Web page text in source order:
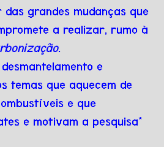
das grandes mudanças que
a realizar, rumo à
.
e
temas que aquecem de
e que
e motivam a pesquisa*